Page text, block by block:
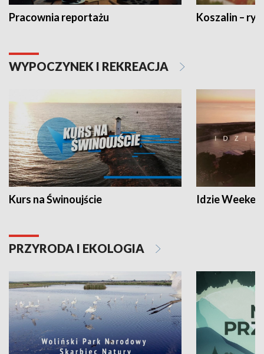
Pracownia reportażu Koszalin –
WYPOCZYNEK I REKREACJA
Kurs na Świnoujście Idzie
PRZYRODA I EKOLOGIA